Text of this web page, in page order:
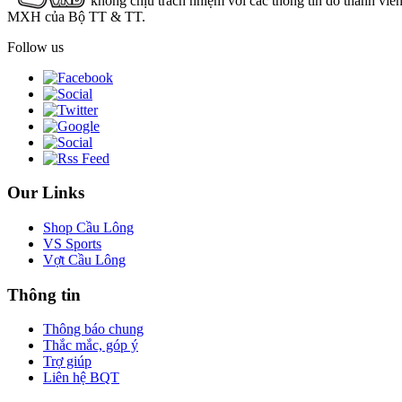
MXH của Bộ TT & TT.
Follow us
Our Links
Shop Cầu Lông
VS Sports
Vợt Cầu Lông
Thông tin
Thông báo chung
Thắc mắc, góp ý
Trợ giúp
Liên hệ BQT